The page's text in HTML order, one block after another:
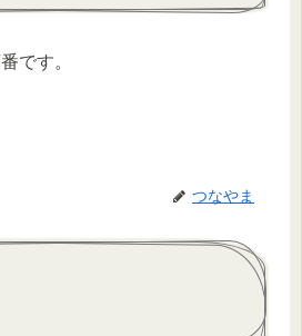
です。
つなやま